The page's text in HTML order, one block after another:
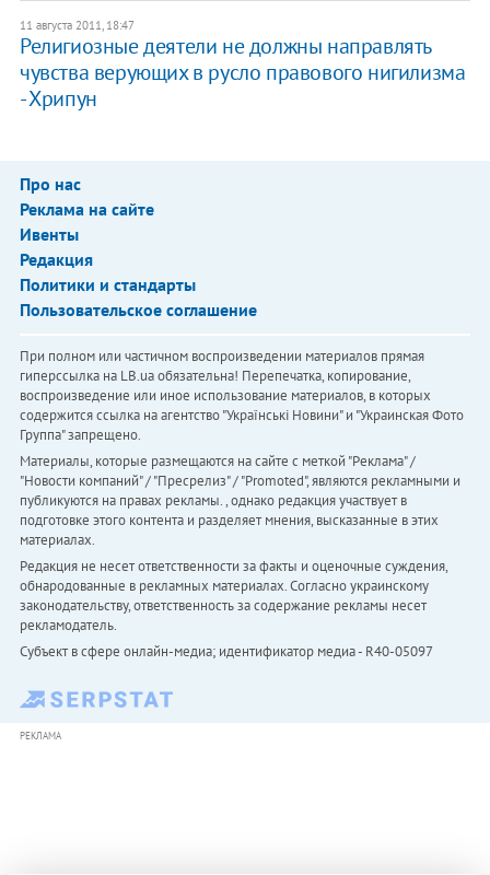
11 августа 2011, 18:47
Религиозные деятели не должны направлять
чувства верующих в русло правового нигилизма
- Хрипун
Про нас
Реклама на сайте
Ивенты
Редакция
Политики и стандарты
Пользовательское соглашение
При полном или частичном воспроизведении материалов прямая
гиперссылка на LB.ua обязательна! Перепечатка, копирование,
воспроизведение или иное использование материалов, в которых
содержится ссылка на агентство "Українськi Новини" и "Украинская Фото
Группа" запрещено.
Материалы, которые размещаются на сайте с меткой "Реклама" /
"Новости компаний" / "Пресрелиз" / "Promoted", являются рекламными и
публикуются на правах рекламы. , однако редакция участвует в
подготовке этого контента и разделяет мнения, высказанные в этих
материалах.
Редакция не несет ответственности за факты и оценочные суждения,
обнародованные в рекламных материалах. Согласно украинскому
законодательству, ответственность за содержание рекламы несет
рекламодатель.
Субъект в сфере онлайн-медиа; идентификатор медиа - R40-05097
РЕКЛАМА